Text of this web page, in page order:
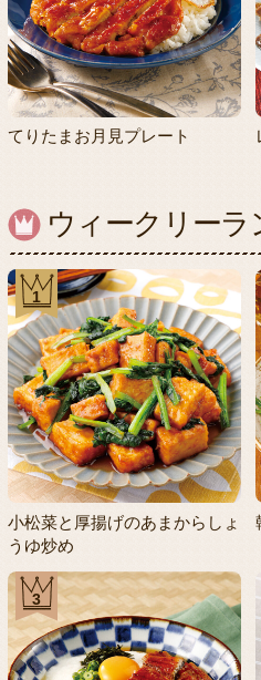
てりたまお月見プレート
ウィークリーラ
1
小松菜と厚揚げのあまからしょ
うゆ炒め
3